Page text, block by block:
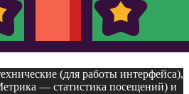
(для работы интерфейса),
— статистика посещений) и